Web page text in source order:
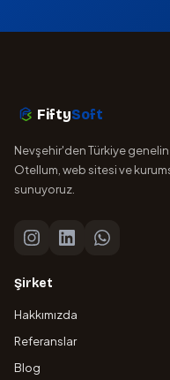
FiftySoft
Nevşehir'den Türkiye
Otellum, web sitesi ve
sunuyoruz.
Şirket
Hakkımızda
Referanslar
Blog